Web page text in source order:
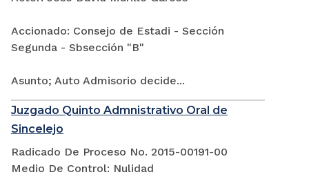
Accionado: Consejo de Estadi - Sección
Segunda - Sbsección "B"
Asunto; Auto Admisorio decide...
Juzgado Quinto Admnistrativo Oral de
Sincelejo
Radicado De Proceso No. 2015-00191-00
Medio De Control: Nulidad